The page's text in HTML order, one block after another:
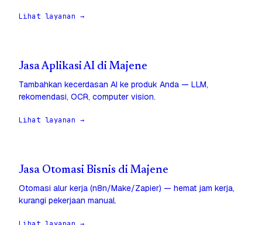
Lihat layanan →
Jasa Aplikasi AI di Majene
Tambahkan kecerdasan AI ke produk Anda — LLM,
rekomendasi, OCR, computer vision.
Lihat layanan →
Jasa Otomasi Bisnis di Majene
Otomasi alur kerja (n8n/Make/Zapier) — hemat jam kerja,
kurangi pekerjaan manual.